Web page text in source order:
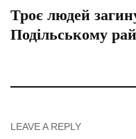
Троє людей
Подільському
LEAVE A REPLY